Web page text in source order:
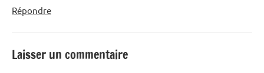
Répondre
Laisser un commentaire